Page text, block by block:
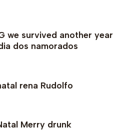
we survived another year
dos namorados
rena Rudolfo
Merry drunk